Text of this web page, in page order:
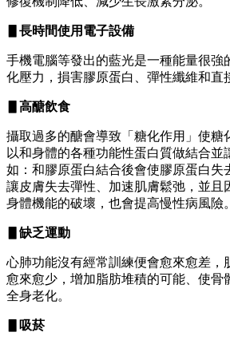
▋長時間使用電子設備
手機電腦等發出的藍光是一種能量很強
化壓力，損害膠原蛋白、彈性纖維和直
▋高醣飲食
攝取過多的醣會導致「糖化作用」使糖
以和身體的各種功能性蛋白質做結合並
如：和膠原蛋白結合後會使膠原蛋白失
讓皮膚失去彈性、加速肌膚鬆弛，並且
身體機能的破壞，也會提高慢性病風險。
▋缺乏運動
心肺功能沒有經常訓練便會愈來愈差，
愈來愈少，增加脂肪堆積的可能、使骨
全身老化。
▋吸菸